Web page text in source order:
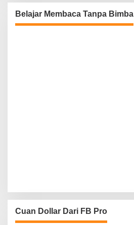
Belajar Membaca Tanpa Bimba
Cuan Dollar Dari FB Pro